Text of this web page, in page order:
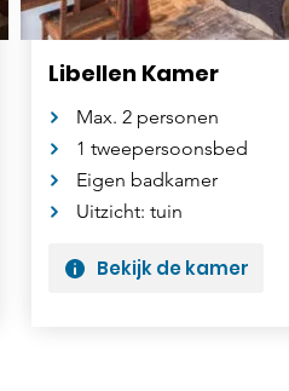
Libellen Kamer
Max. 2 personen
1 tweepersoonsbed
Eigen badkamer
Uitzicht: tuin
Bekijk de kamer